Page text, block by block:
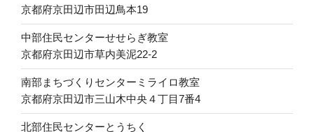
京都府京田辺市田辺鳥本19
中部住民センターせせらぎ教室
京都府京田辺市草内美泥22-2
南部まちづくりセンターミライロ教室
京都府京田辺市三山木中央４丁目7番4
北部住民センターとうちく